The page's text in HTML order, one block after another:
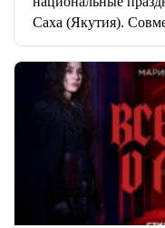
Саха (Якутия).